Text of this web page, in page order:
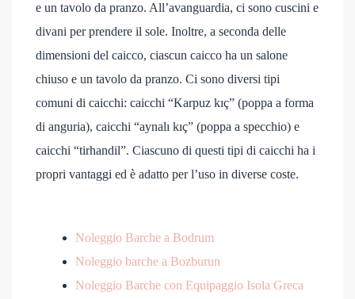
e un tavolo da pranzo. All’avanguardia, ci sono cuscini e
divani per prendere il sole. Inoltre, a seconda delle
dimensioni del caicco, ciascun caicco ha un salone
chiuso e un tavolo da pranzo. Ci sono diversi tipi
comuni di caicchi: caicchi “Karpuz kıç” (poppa a forma
di anguria), caicchi “aynalı kıç” (poppa a specchio) e
caicchi “tirhandil”. Ciascuno di questi tipi di caicchi ha i
propri vantaggi ed è adatto per l’uso in diverse coste.
Noleggio Barche a Bodrum
Noleggio barche a Bozburun
Noleggio Barche con Equipaggio Isola Greca